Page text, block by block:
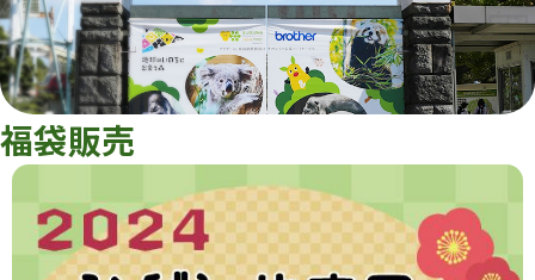
動物園 植物園
再生プラン
東山動植物園
への支援
サイトマップ
Follow
福袋販売